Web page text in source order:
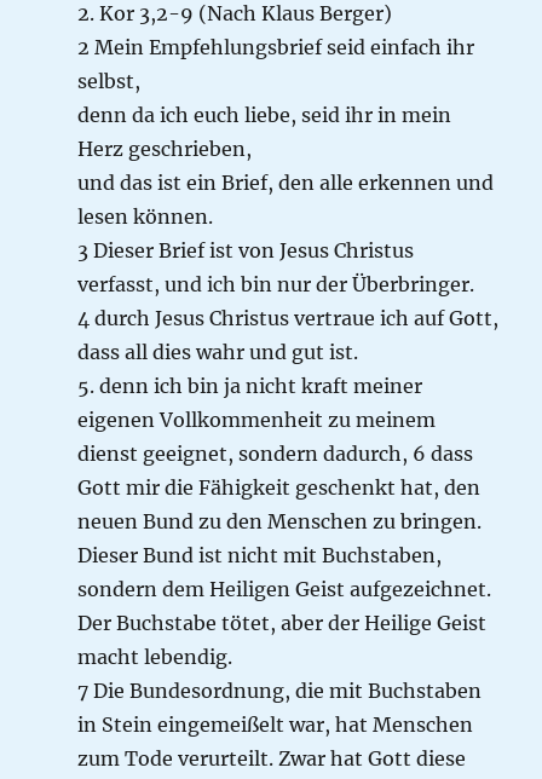
2. Kor 3,2-9 (Nach Klaus Berger)
2 Mein Empfehlungsbrief seid einfach ihr
selbst,
denn da ich euch liebe, seid ihr in mein
Herz geschrieben,
und das ist ein Brief, den alle erkennen und
lesen können.
3 Dieser Brief ist von Jesus Christus
verfasst, und ich bin nur der Überbringer.
4 durch Jesus Christus vertraue ich auf Gott,
dass all dies wahr und gut ist.
5. denn ich bin ja nicht kraft meiner
eigenen Vollkommenheit zu meinem
dienst geeignet, sondern dadurch, 6 dass
Gott mir die Fähigkeit geschenkt hat, den
neuen Bund zu den Menschen zu bringen.
Dieser Bund ist nicht mit Buchstaben,
sondern dem Heiligen Geist aufgezeichnet.
Der Buchstabe tötet, aber der Heilige Geist
macht lebendig.
7 Die Bundesordnung, die mit Buchstaben
in Stein eingemeißelt war, hat Menschen
zum Tode verurteilt. Zwar hat Gott diese